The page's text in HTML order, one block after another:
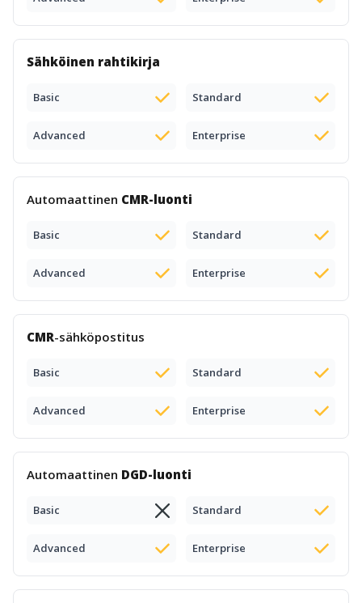
Sähköinen rahtikirja
Basic Standard
Advanced Enterprise
Automaattinen CMR-luonti
Basic Standard
Advanced Enterprise
CMR-sähköpostitus
Basic Standard
Advanced Enterprise
Automaattinen DGD-luonti
Basic Standard
Advanced Enterprise